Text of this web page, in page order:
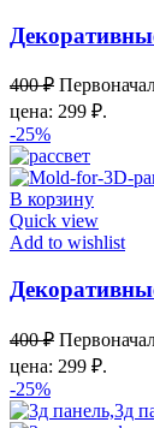
400₽
цена: 299 ₽.
-25%
В корзину
Quick view
Add to wishlist
400₽
цена: 299 ₽.
-25%